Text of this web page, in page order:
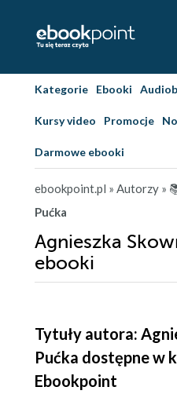
Kategorie Ebooki
Kursy video Promocje
Darmowe ebooki
ebookpoint.pl » Autorzy »
Pućka
Agnieszka
ebooki
Tytuły autora:
Pućka dostępne w
Ebookpoint